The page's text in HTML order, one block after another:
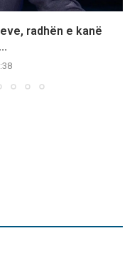
radhën e kanë